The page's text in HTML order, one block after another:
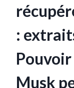
:
Pouvoir
Musk